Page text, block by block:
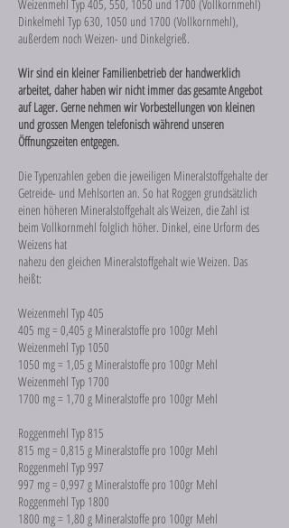
Weizenmehl Typ 405, 550, 1050 und 1700 (Vollkornmehl)
Dinkelmehl Typ 630, 1050 und 1700 (Vollkornmehl),
außerdem noch Weizen- und Dinkelgrieß.
Wir sind ein kleiner Familienbetrieb der handwerklich
arbeitet, daher haben wir nicht immer das gesamte Angebot
auf Lager. Gerne nehmen wir Vorbestellungen von kleinen
und grossen Mengen telefonisch während unseren
Öffnungszeiten entgegen.
Die Typenzahlen geben die jeweiligen Mineralstoffgehalte der
Getreide- und Mehlsorten an. So hat Roggen grundsätzlich
einen höheren Mineralstoffgehalt als Weizen, die Zahl ist
beim Vollkornmehl folglich höher. Dinkel, eine Urform des
Weizens hat
nahezu den gleichen Mineralstoffgehalt wie Weizen. Das
heißt:
Weizenmehl Typ 405
405 mg = 0,405 g Mineralstoffe pro 100gr Mehl
Weizenmehl Typ 1050
1050 mg = 1,05 g Mineralstoffe pro 100gr Mehl
Weizenmehl Typ 1700
1700 mg = 1,70 g Mineralstoffe pro 100gr Mehl
Roggenmehl Typ 815
815 mg = 0,815 g Mineralstoffe pro 100gr Mehl
Roggenmehl Typ 997
997 mg = 0,997 g Mineralstoffe pro 100gr Mehl
Roggenmehl Typ 1800
1800 mg = 1,80 g Mineralstoffe pro 100gr Mehl